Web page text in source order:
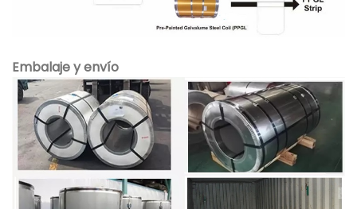
Embalaje y envío